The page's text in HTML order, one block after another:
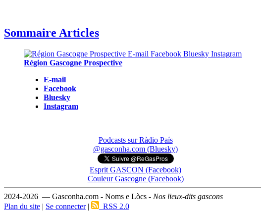
Sommaire Articles
Région Gascogne Prospective
E-mail
Facebook
Bluesky
Instagram
Podcasts sur Ràdio País
@gasconha.com (Bluesky)
Esprit GASCON (Facebook)
Couleur Gascogne (Facebook)
2024-2026 — Gasconha.com - Noms e Lòcs - Nos lieux-dits gascons
Plan du site | Se connecter| RSS 2.0